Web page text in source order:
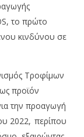
το πρώτο
κινδύνου σε
Τροφίμων
προϊόν
την προαγωγή
2022, περίπου